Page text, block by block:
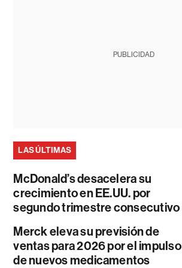
PUBLICIDAD
LAS ÚLTIMAS
McDonald’s desacelera su
crecimiento en EE.UU. por
segundo trimestre consecutivo
Merck eleva su previsión de
ventas para 2026 por el impulso
de nuevos medicamentos